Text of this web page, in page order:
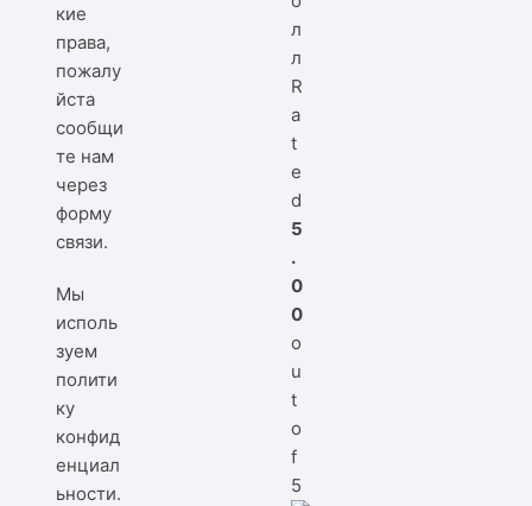
кие
права,
пожалу
йста
сообщи
те нам
через
форму
связи.
Мы
исполь
зуем
полити
ку
конфид
енциал
ьности.
л
л
R
a
t
e
d
5
.
0
0
o
u
t
o
f
5